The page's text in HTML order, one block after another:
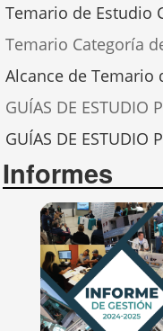
Temario de Estudio
Temario Categoría
Alcance de Temario
GUÍAS DE ESTUDIO
GUÍAS DE ESTUDIO
Informes